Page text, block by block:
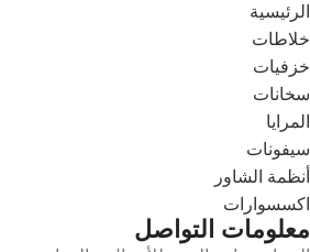
الرئيسية
خلاطات
خزفيات
سخانات
المرايا
سيفونات
أنظمة الشاور
اكسسوارات
معلومات التواصل